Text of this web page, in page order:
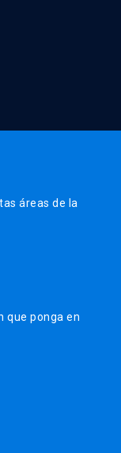
áreas de la
que ponga en